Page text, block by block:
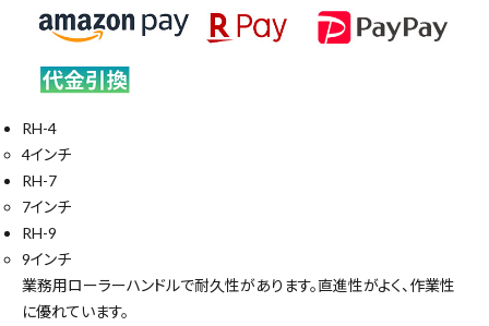
RH-4
4インチ
RH-7
7インチ
RH-9
9インチ
業務用ローラーハンドルで耐久性があります。直進性がよく、作業性
に優れています。